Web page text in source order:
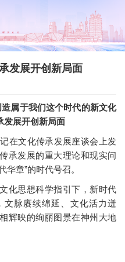
发展开创新局面
属于我们这个时代的新文化
展开创新局面
文化传承发展座谈会上发
承发展的重大理论和现实问
华章”的时代号召。
思想科学指引下，新时代
脉赓续绵延、文化活力迸
辉映的绚丽图景在神州大地